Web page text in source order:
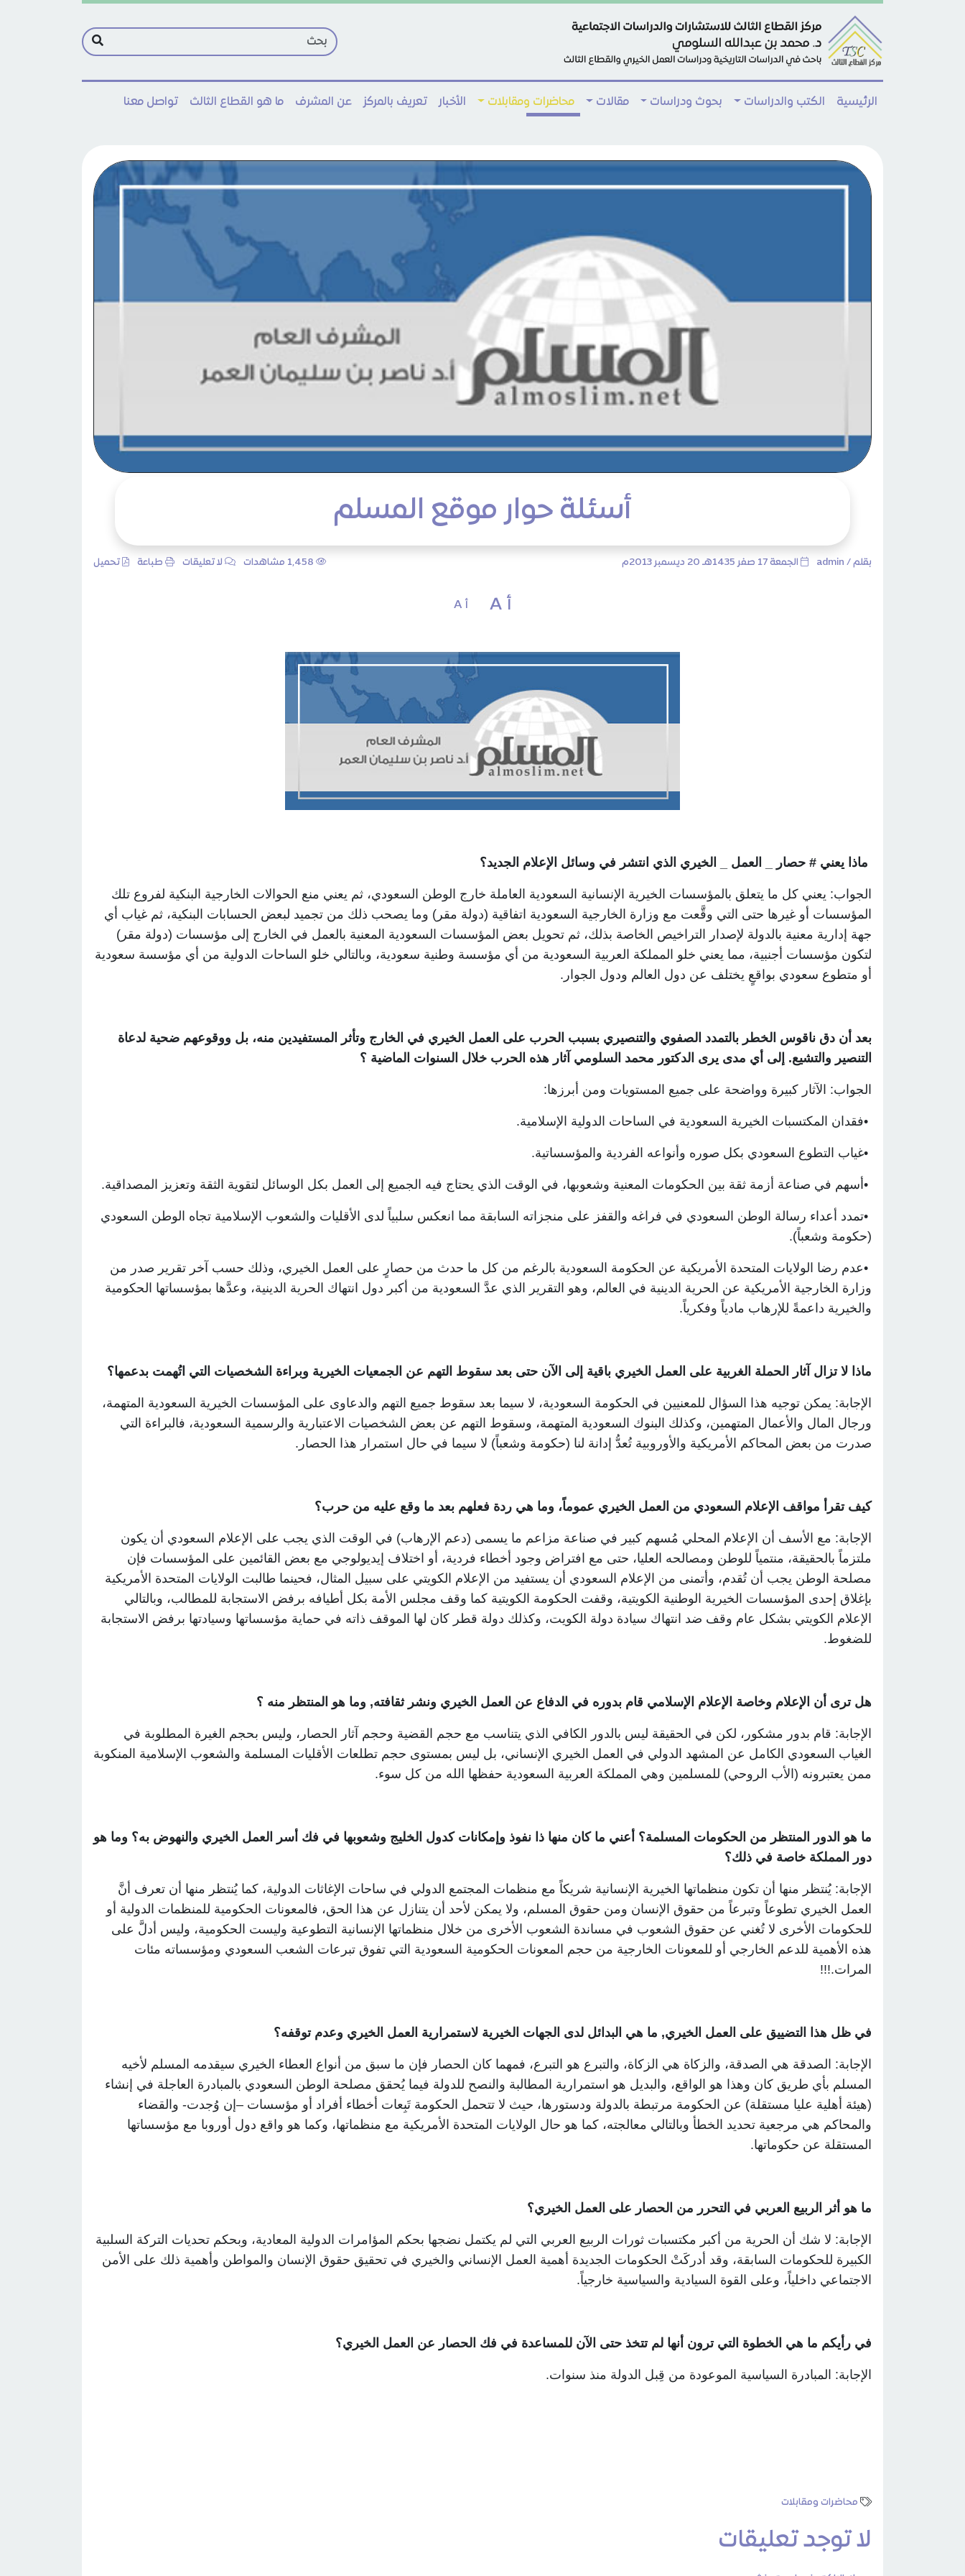
Skip to main content
الرئيسية الكتب والدراسات بحوث ودراسات مقالات محاضرات ومقابلات الأخبار تعريف بالمركز عن المشرف ما هو القطاع الثالث تواصل معنا
أسئلة حوار موقع المسلم
بقلم / admin الجمعة 17 صفر 1435هـ 20 ديسمبر 2013م لا تعليقات طباعة تحميل
أ A أ A
ماذا يعني # حصار _ العمل _ الخيري الذي انتشر في وسائل الإعلام الجديد؟
الجواب: يعني كل ما يتعلق بالمؤسسات الخيرية الإنسانية السعودية العاملة خارج الوطن السعودي، ثم يعني منع الحوالات الخارجية البنكية لفروع تلك
المؤسسات أو غيرها حتى التي وقَّعت مع وزارة الخارجية السعودية اتفاقية (دولة مقر) وما يصحب ذلك من تجميد لبعض الحسابات البنكية، ثم غياب أي
جهة إدارية معنية بالدولة لإصدار التراخيص الخاصة بذلك، ثم تحويل بعض المؤسسات السعودية المعنية بالعمل في الخارج إلى مؤسسات (دولة مقر)
لتكون مؤسسات أجنبية، مما يعني خلو المملكة العربية السعودية من أي مؤسسة وطنية سعودية، وبالتالي خلو الساحات الدولية من أي مؤسسة سعودية
أو متطوع سعودي بواقعٍ يختلف عن دول العالم ودول الجوار .
بعد أن دق ناقوس الخطر بالتمدد الصفوي والتنصيري بسبب الحرب على العمل الخيري في الخارج وتأثر المستفيدين منه، بل ووقوعهم ضحية لدعاة
التنصير والتشيع. إلى أي مدى يرى الدكتور محمد السلومي آثار هذه الحرب خلال السنوات الماضية ؟
الجواب: الآثار كبيرة وواضحة على جميع المستويات ومن أبرزها:
•فقدان المكتسبات الخيرية السعودية في الساحات الدولية الإسلامية.
•غياب التطوع السعودي بكل صوره وأنواعه الفردية والمؤسساتية.
• أسهم في صناعة أزمة ثقة بين الحكومات المعنية وشعوبها، في الوقت الذي يحتاج فيه الجميع إلى العمل بكل الوسائل لتقوية الثقة وتعزيز المصداقية.
•تمدد أعداء رسالة الوطن السعودي في فراغه والقفز على منجزاته السابقة مما انعكس سلبياً لدى الأقليات والشعوب الإسلامية تجاه الوطن السعودي
(حكومة وشعباً).
•عدم رضا الولايات المتحدة الأمريكية عن الحكومة السعودية بالرغم من كل ما حدث من حصارٍ على العمل الخيري، وذلك حسب آخر تقرير صدر من
وزارة الخارجية الأمريكية عن الحرية الدينية في العالم، وهو التقرير الذي عدَّ السعودية من أكبر دول انتهاك الحرية الدينية، وعدَّها بمؤسساتها الحكومية
والخيرية داعمةً للإرهاب مادياً وفكرياً.
ماذا لا تزال آثار الحملة الغربية على العمل الخيري باقية إلى الآن حتى بعد سقوط التهم عن الجمعيات الخيرية وبراءة الشخصيات التي اتُهمت بدعمها؟
الإجابة: يمكن توجيه هذا السؤال للمعنيين في الحكومة السعودية، لا سيما بعد سقوط جميع التهم والدعاوى على المؤسسات الخيرية السعودية المتهمة،
ورجال المال والأعمال المتهمين، وكذلك البنوك السعودية المتهمة، وسقوط التهم عن بعض الشخصيات الاعتبارية والرسمية السعودية، فالبراءة التي
صدرت من بعض المحاكم الأمريكية والأوروبية تُعدُّ إدانة لنا (حكومة وشعباً) لا سيما في حال استمرار هذا الحصار .
كيف تقرأ مواقف الإعلام السعودي من العمل الخيري عموماً، وما هي ردة فعلهم بعد ما وقع عليه من حرب؟
الإجابة: مع الأسف أن الإعلام المحلي مُسهم كبير في صناعة مزاعم ما يسمى (دعم الإرهاب) في الوقت الذي يجب على الإعلام السعودي أن يكون
ملتزماً بالحقيقة، منتمياً للوطن ومصالحه العليا، حتى مع افتراض وجود أخطاء فردية، أو اختلاف إيديولوجي مع بعض القائمين على المؤسسات فإن
مصلحة الوطن يجب أن تُقدم، وأتمنى من الإعلام السعودي أن يستفيد من الإعلام الكويتي على سبيل المثال، فحينما طالبت الولايات المتحدة الأمريكية
بإغلاق إحدى المؤسسات الخيرية الوطنية الكويتية، وقفت الحكومة الكويتية كما وقف مجلس الأمة بكل أطيافه برفض الاستجابة للمطالب، وبالتالي
الإعلام الكويتي بشكل عام وقف ضد انتهاك سيادة دولة الكويت، وكذلك دولة قطر كان لها الموقف ذاته في حماية مؤسساتها وسيادتها برفض الاستجابة
للضغوط.
هل ترى أن الإعلام وخاصة الإعلام الإسلامي قام بدوره في الدفاع عن العمل الخيري ونشر ثقافته, وما هو المنتظر منه ؟
الإجابة: قام بدور مشكور، لكن في الحقيقة ليس بالدور الكافي الذي يتناسب مع حجم القضية وحجم آثار الحصار، وليس بحجم الغيرة المطلوبة في
الغياب السعودي الكامل عن المشهد الدولي في العمل الخيري الإنساني، بل ليس بمستوى حجم تطلعات الأقليات المسلمة والشعوب الإسلامية المنكوبة
ممن يعتبرونه (الأب الروحي) للمسلمين وهي المملكة العربية السعودية حفظها الله من كل سوء.
ما هو الدور المنتظر من الحكومات المسلمة؟ أعني ما كان منها ذا نفوذ وإمكانات كدول الخليج وشعوبها في فك أسر العمل الخيري والنهوض به؟ وما هو
دور المملكة خاصة في ذلك؟
الإجابة: يُنتظر منها أن تكون منظماتها الخيرية الإنسانية شريكاً مع منظمات المجتمع الدولي في ساحات الإغاثات الدولية، كما يُنتظر منها أن تعرف أنَّ
العمل الخيري تطوعاً وتبرعاً من حقوق الإنسان ومن حقوق المسلم، ولا يمكن لأحد أن يتنازل عن هذا الحق، فالمعونات الحكومية للمنظمات الدولية أو
للحكومات الأخرى لا تُغني عن حقوق الشعوب في مساندة الشعوب الأخرى من خلال منظماتها الإنسانية التطوعية وليست الحكومية، وليس أدلَّ على
هذه الأهمية للدعم الخارجي أو للمعونات الخارجية من حجم المعونات الحكومية السعودية التي تفوق تبرعات الشعب السعودي ومؤسساته مئات
المرات!!!.
في ظل هذا التضييق على العمل الخيري, ما هي البدائل لدى الجهات الخيرية لاستمرارية العمل الخيري وعدم توقفه؟
الإجابة: الصدقة هي الصدقة، والزكاة هي الزكاة، والتبرع هو التبرع، فمهما كان الحصار فإن ما سبق من أنواع العطاء الخيري سيقدمه المسلم لأخيه
المسلم بأي طريق كان وهذا هو الواقع، والبديل هو استمرارية المطالبة والنصح للدولة فيما يُحقق مصلحة الوطن السعودي بالمبادرة العاجلة في إنشاء
(هيئة أهلية عليا مستقلة) عن الحكومة مرتبطة بالدولة ودستورها، حيث لا تتحمل الحكومة تَبِعات أخطاء أفراد أو مؤسسات –إن وُجدت- والقضاء
والمحاكم هي مرجعية تحديد الخطأ وبالتالي معالجته، كما هو حال الولايات المتحدة الأمريكية مع منظماتها، وكما هو واقع دول أوروبا مع مؤسساتها
المستقلة عن حكوماتها.
ما هو أثر الربيع العربي في التحرر من الحصار على العمل الخيري؟
الإجابة: لا شك أن الحرية من أكبر مكتسبات ثورات الربيع العربي التي لم يكتمل نضجها بحكم المؤامرات الدولية المعادية، وبحكم تحديات التركة السلبية
الكبيرة للحكومات السابقة، وقد أدركَتْ الحكومات الجديدة أهمية العمل الإنساني والخيري في تحقيق حقوق الإنسان والمواطن وأهمية ذلك على الأمن
الاجتماعي داخلياً، وعلى القوة السيادية والسياسية خارجياً.
في رأيكم ما هي الخطوة التي ترون أنها لم تتخذ حتى الآن للمساعدة في فك الحصار عن العمل الخيري؟
الإجابة: المبادرة السياسية الموعودة من قِبل الدولة منذ سنوات.
محاضرات ومقابلات
لا توجد تعليقات